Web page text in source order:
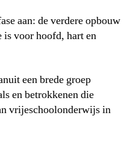
aan: de verdere opbouw
is voor hoofd, hart en
een brede groep
en betrokkenen die
vrijeschoolonderwijs in